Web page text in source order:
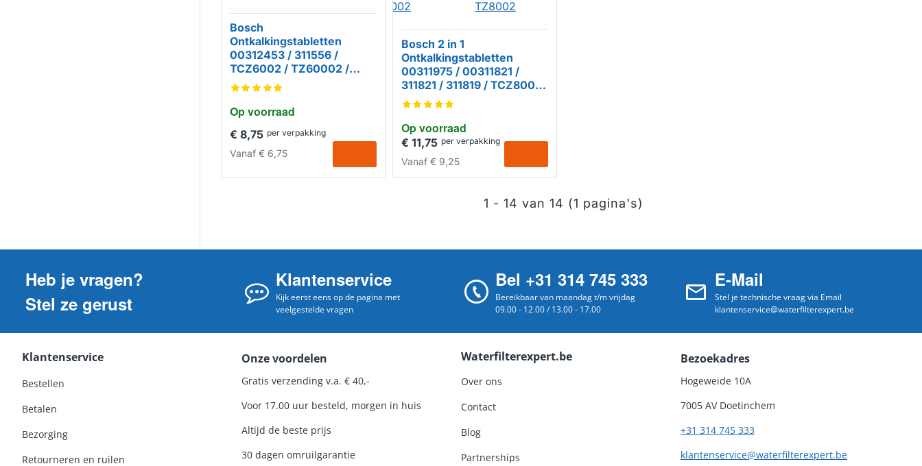
Op voorraad
Bosch
Ontkalkingstabletten
00312453 / 311556 /
TCZ6002 / TZ60002 /
312453
€ 8,75 per verpakking
Vanaf € 6,75
Op voorraad
Bosch 2 in 1
Ontkalkingstabletten
00311975 / 00311821 /
311821 / 311819 / TCZ8002
/ TZ8002
€ 11,75 per verpakking
Vanaf€ 9,25
1 - 14 van 14 (1 pagina's)
Heb je vragen?
Stel ze gerust
Klantenservice
Kijk eerst eens op de pagina met
veelgestelde vragen
Bel +31 314 745 333
Bereikbaar van maandag t/m vrijdag
09.00 - 12.00 / 13.00 - 17.00
E-Mail
Stel je technische vraag via Email
klantenservice@waterfilterexpert.be
Klantenservice
Bestellen
Betalen
Bezorging
Retourneren en ruilen
Onze voordelen
Gratis verzending v.a. € 40,-
Voor 17.00 uur besteld, morgen in huis
Altijd de beste prijs
30 dagen omruilgarantie
Waterfilterexpert.be
Over ons
Contact
Blog
Partnerships
Bezoekadres
Hogeweide 10A
7005 AV Doetinchem
+31 314 745 333
klantenservice@waterfilterexpert.be